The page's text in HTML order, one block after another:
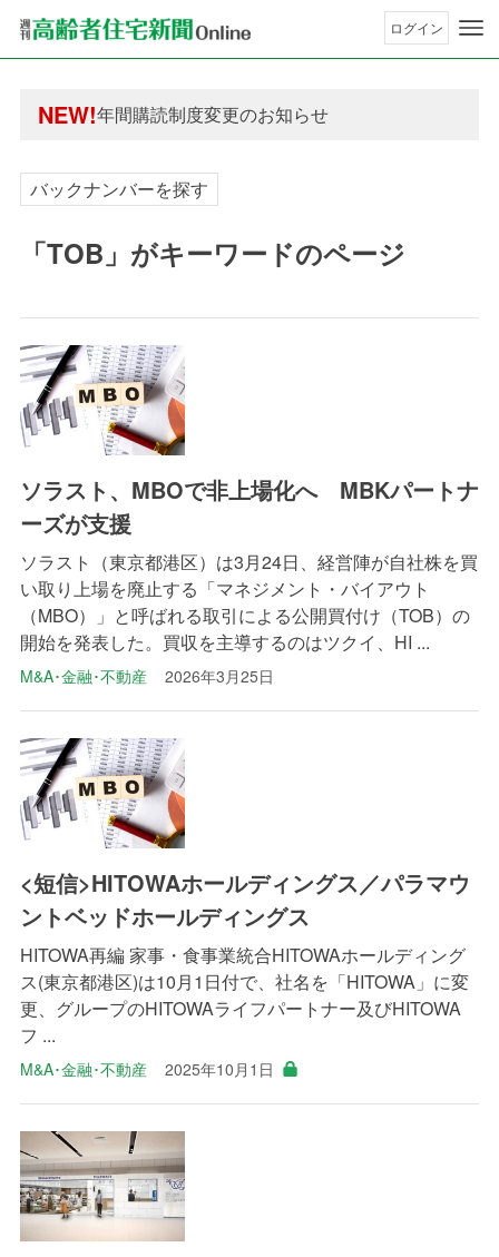
ログイン
NEW!
年間購読制度変更のお知らせ
年間購読制度変更のお知らせ
バックナンバーを探す
「TOB」がキーワードのページ
ソラスト、MBOで非上場化へ MBKパートナ
ーズが支援
ソラスト（東京都港区）は3月24日、経営陣が自社株を買
い取り上場を廃止する「マネジメント・バイアウト
（MBO）」と呼ばれる取引による公開買付け（TOB）の
開始を発表した。買収を主導するのはツクイ、HI ...
M&A･金融･不動産 2026年3月25日
<短信>HITOWAホールディングス／パラマウ
ントベッドホールディングス
HITOWA再編 家事・食事業統合HITOWAホールディング
ス(東京都港区)は10月1日付で、社名を「HITOWA」に変
更、グループのHITOWAライフパートナー及びHITOWA
フ ...
M&A･金融･不動産 2025年10月1日